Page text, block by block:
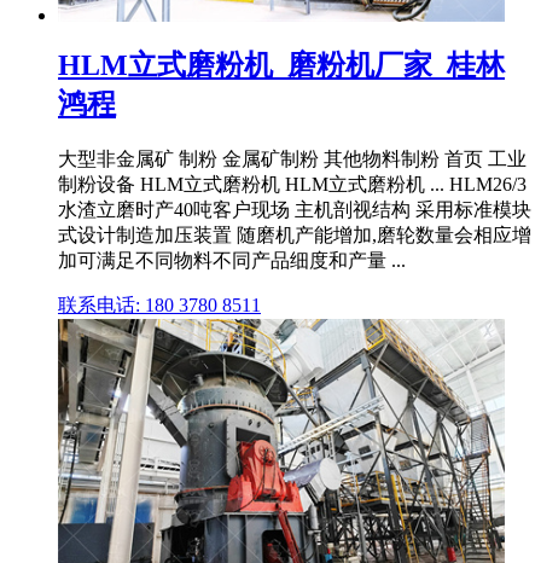
HLM立式磨粉机_磨粉机厂家_桂林
鸿程
大型非金属矿 制粉 金属矿制粉 其他物料制粉 首页 工业
制粉设备 HLM立式磨粉机 HLM立式磨粉机 ... HLM26/3
水渣立磨时产40吨客户现场 主机剖视结构 采用标准模块
式设计制造加压装置 随磨机产能增加,磨轮数量会相应增
加可满足不同物料不同产品细度和产量 ...
联系电话: 180 3780 8511